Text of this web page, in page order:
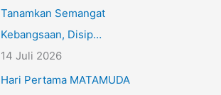
Tanamkan Semangat
Kebangsaan, Disip…
14 Juli 2026
Hari Pertama MATAMUDA